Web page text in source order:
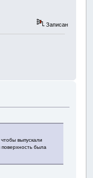
Записан
выпускали
поверхность была